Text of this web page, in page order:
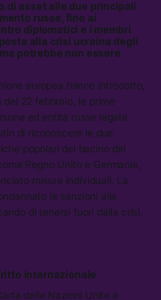
di asset alle due principali
russe, fino ai
diplomatici e i membri
alla crisi ucraina degli
potrebbe non essere
europea hanno introdotto,
del 22 febbraio, le prime
ed entità russe legate
di riconoscere le due
popolari del bacino del
Regno Unito e Germania,
misure individuali. La
le sanzioni alla
di tenersi fuori dalla crisi,
internazionale
delle Nazioni Unite è